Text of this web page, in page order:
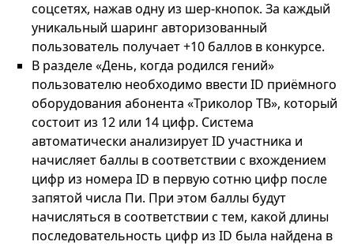
соцсетях, нажав одну из шер-кнопок. За каждый
уникальный шаринг авторизованный
пользователь получает +10 баллов в конкурсе.
В разделе «День, когда родился гений»
пользователю необходимо ввести ID приёмного
оборудования абонента «Триколор ТВ», который
состоит из 12 или 14 цифр. Система
автоматически анализирует ID участника и
начисляет баллы в соответствии с вхождением
цифр из номера ID в первую сотню цифр после
запятой числа Пи. При этом баллы будут
начисляться в соответствии с тем, какой длины
последовательность цифр из ID была найдена в